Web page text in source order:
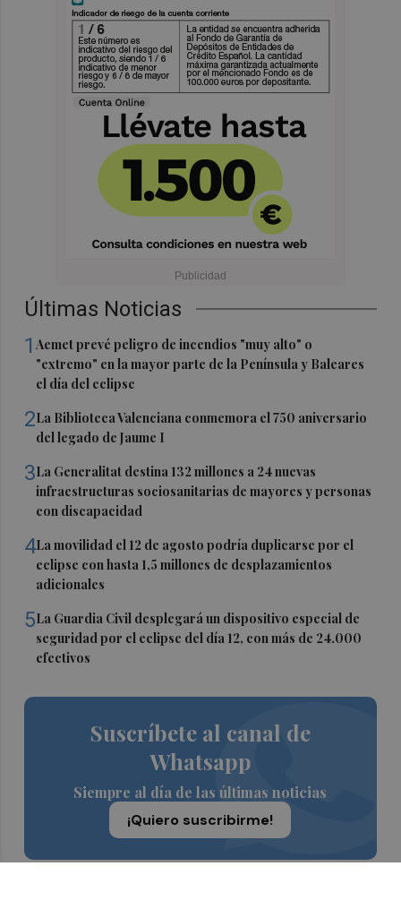
Últimas Noticias
1Aemet prevé peligro de incendios "muy alto" o
"extremo" en la mayor parte de la Península y Baleares
el día del eclipse
2La Biblioteca Valenciana conmemora el 750 aniversario
del legado de Jaume I
3La Generalitat destina 132 millones a 24 nuevas
infraestructuras sociosanitarias de mayores y personas
con discapacidad
4La movilidad el 12 de agosto podría duplicarse por el
eclipse con hasta 1,5 millones de desplazamientos
adicionales
5La Guardia Civil desplegará un dispositivo especial de
seguridad por el eclipse del día 12, con más de 24.000
efectivos
Suscríbete al canal de
Whatsapp
Siempre al día de las últimas noticias
¡Quiero suscribirme!